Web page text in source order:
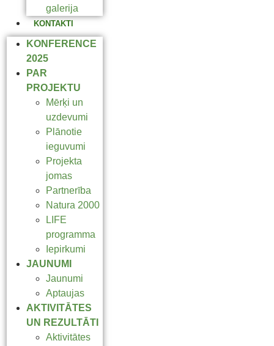
galerija
KONTAKTI
KONFERENCE
2025
PAR
PROJEKTU
Mērķi un
uzdevumi
Plānotie
ieguvumi
Projekta
jomas
Partnerība
Natura 2000
LIFE
programma
Iepirkumi
JAUNUMI
Jaunumi
Aptaujas
AKTIVITĀTES
UN REZULTĀTI
Aktivitātes